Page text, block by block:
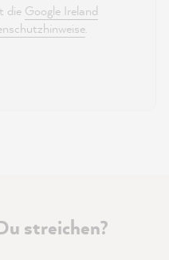
die Google Ireland
.
streichen?